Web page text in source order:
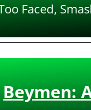
Faced,
Beymen: